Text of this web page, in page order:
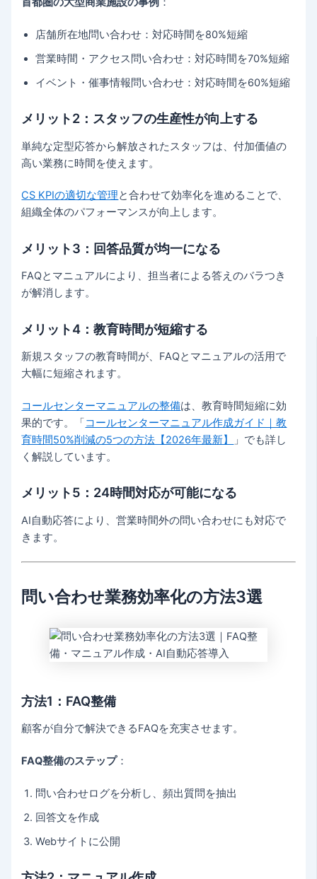
店舗所在地問い合わせ：対応時間を80%短縮
営業時間・アクセス問い合わせ：対応時間を70%短縮
イベント・催事情報問い合わせ：対応時間を60%短縮
メリット2：スタッフの生産性が向上する
単純な定型応答から解放されたスタッフは、付加価値の
高い業務に時間を使えます。
CS KPIの適切な管理と合わせて効率化を進めることで、
組織全体のパフォーマンスが向上します。
メリット3：回答品質が均一になる
FAQとマニュアルにより、担当者による答えのバラつき
が解消します。
メリット4：教育時間が短縮する
新規スタッフの教育時間が、FAQとマニュアルの活用で
大幅に短縮されます。
コールセンターマニュアルの整備は、教育時間短縮に効
果的です。「コールセンターマニュアル作成ガイド｜教
育時間50%削減の5つの方法【2026年最新】
」でも詳し
く解説しています。
メリット5：24時間対応が可能になる
AI自動応答により、営業時間外の問い合わせにも対応で
きます。
問い合わせ業務効率化の方法3選
方法1：FAQ整備
顧客が自分で解決できるFAQを充実させます。
FAQ整備のステップ：
問い合わせログを分析し、頻出質問を抽出
回答文を作成
Webサイトに公開